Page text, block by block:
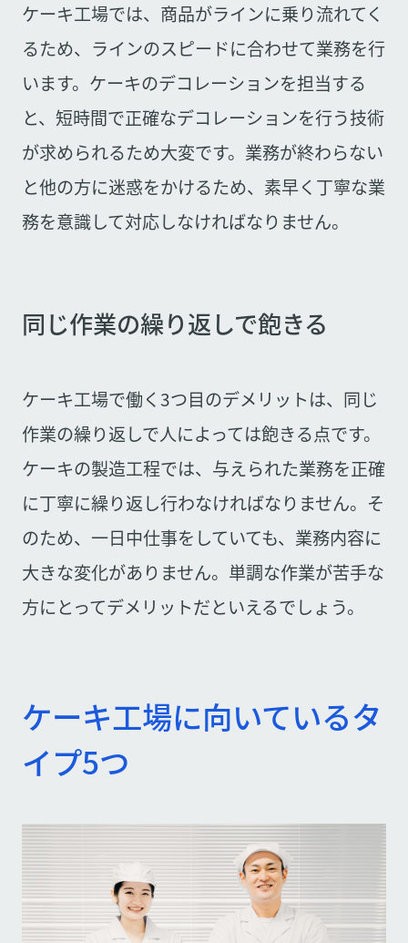
ケーキ工場では、商品がラインに乗り流れてく
るため、ラインのスピードに合わせて業務を行
います。ケーキのデコレーションを担当する
と、短時間で正確なデコレーションを行う技術
が求められるため大変です。業務が終わらない
と他の方に迷惑をかけるため、素早く丁寧な業
務を意識して対応しなければなりません。
同じ作業の繰り返しで飽きる
ケーキ工場で働く3つ目のデメリットは、同じ
作業の繰り返しで人によっては飽きる点です。
ケーキの製造工程では、与えられた業務を正確
に丁寧に繰り返し行わなければなりません。そ
のため、一日中仕事をしていても、業務内容に
大きな変化がありません。単調な作業が苦手な
方にとってデメリットだといえるでしょう。
ケーキ工場に向いているタ
イプ5つ